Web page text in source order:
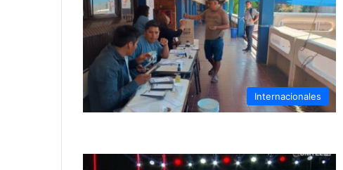
Internacionales